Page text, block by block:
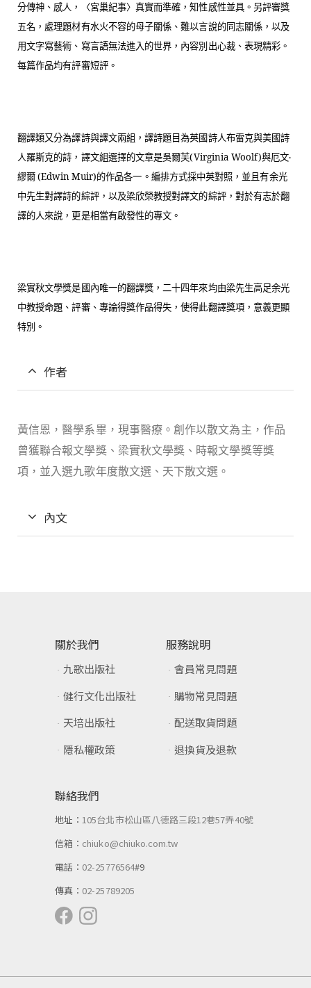
分傳神、感人，〈宮巢紀事〉真實而準確，知性感性並具。另評審獎
五名，處理題材有水火不容的母子關係、難以言說的同志關係，以及
用文字寫藝術、寫言語無法進入的世界，內容別出心裁、表現精彩。
每篇作品均有評審短評。
翻譯類又分為譯詩與譯文兩組，譯詩題目為英國詩人布雷克與美國詩
人羅斯克的詩，譯文組選擇的文章是吳爾芙(Virginia Woolf)與厄文‧
繆爾(Edwin Muir)的作品各一。編排方式採中英對照，並且有余光
中先生對譯詩的綜評，以及梁欣榮教授對譯文的綜評，對於有志於翻
譯的人來說，更是相當有啟發性的專文。
梁實秋文學獎是國內唯一的翻譯獎，二十四年來均由梁先生高足余光
中教授命題、評審、專論得獎作品得失，使得此翻譯獎項，意義更顯
特別。
作者
黃信恩，醫學系畢，現事醫療。創作以散文為主，作品
曾獲聯合報文學獎、梁實秋文學獎、時報文學獎等獎
項，並入選九歌年度散文選、天下散文選。
內文
關於我們
九歌出版社
健行文化出版社
天培出版社
隱私權政策
服務說明
會員常見問題
購物常見問題
配送取貨問題
退換貨及退款
聯絡我們
地址：105台北市松山區八德路三段12巷57弄40號
信箱： chiuko@chiuko.com.tw
電話： 02-25776564#9
傳真： 02-25789205